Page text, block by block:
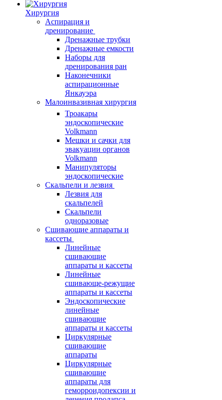
Хирургия
Аспирация и
дренирование
Дренажные трубки
Дренажные емкости
Наборы для
дренирования ран
Наконечники
аспирационные
Янкауэра
Малоинвазивная хирургия
Троакары
эндоскопические
Volkmann
Мешки и сачки для
эвакуации органов
Volkmann
Манипуляторы
эндоскопические
Скальпели и лезвия
Лезвия для
скальпелей
Скальпели
одноразовые
Сшивающие аппараты и
кассеты
Линейные
сшивающие
аппараты и кассеты
Линейные
сшивающе-режущие
аппараты и кассеты
Эндоскопические
линейные
сшивающие
аппараты и кассеты
Циркулярные
сшивающие
аппараты
Циркулярные
сшивающие
аппараты для
геморроидопексии и